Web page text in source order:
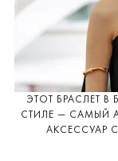
ЭТОТ БРАСЛЕТ
СТИЛЕ — САМЫЙ
АКСЕССУАР